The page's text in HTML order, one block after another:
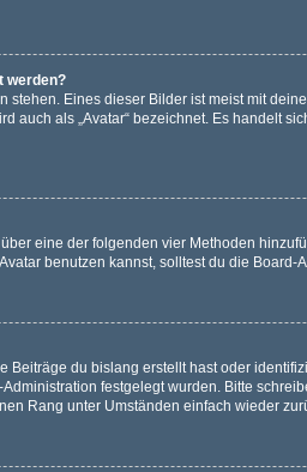
werden?
Eines dieser Bilder ist meist mit
auch als „Avatar“ bezeichnet. Es handelt
eine der folgenden vier Methoden
benutzen kannst, solltest du die Board-
du bislang erstellt hast oder
festgelegt wurden. Bitte
Rang unter Umständen einfach wieder